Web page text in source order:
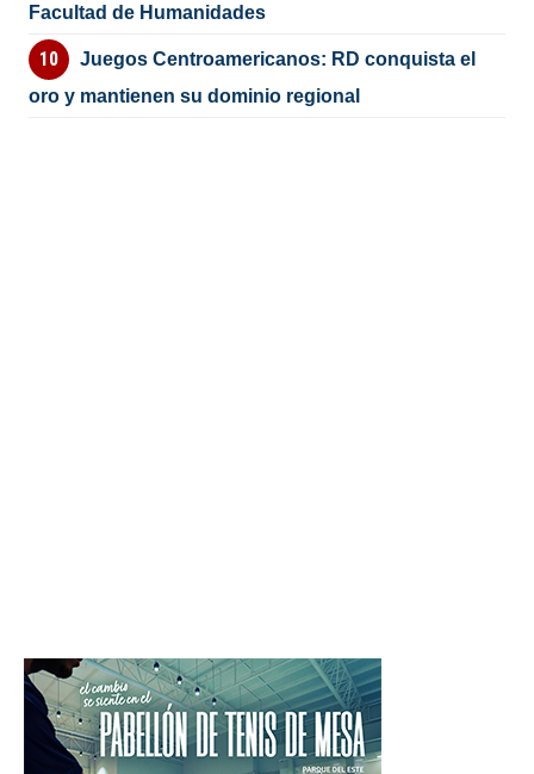
Facultad de Humanidades
Juegos Centroamericanos: RD conquista el
oro y mantienen su dominio regional